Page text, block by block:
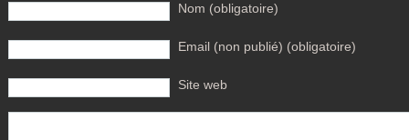
Nom (obligatoire)
Email (non publié) (obligatoire)
Site web